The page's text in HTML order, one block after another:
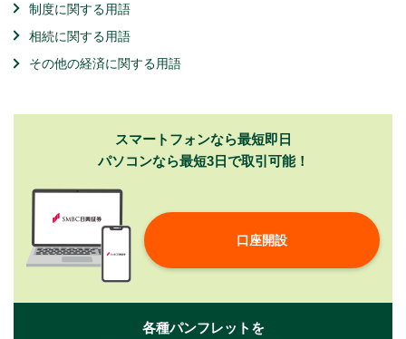
制度に関する用語
相続に関する用語
その他の経済に関する用語
スマートフォンなら最短即日
パソコンなら最短3日で取引可能！
口座開設
各種パンフレットを